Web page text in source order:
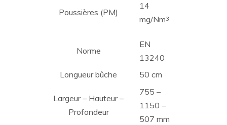
Poussières (PM)
14
mg/Nm3
Norme
EN
13240
Longueur bûche
50 cm
Largeur – Hauteur –
Profondeur
755 –
1150 –
507 mm